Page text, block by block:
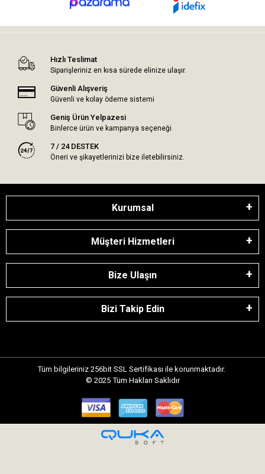
Hızlı Teslimat
Siparişleriniz en kısa sürede elinize ulaşır.
Güvenli Alışveriş
Güvenli ve kolay ödeme sistemi
Geniş Ürün Yelpazesi
Binlerce ürün ve kampanya seçeneği
7 / 24 DESTEK
Öneri ve şikayetlerinizi bize iletebilirsiniz.
Kurumsal
Müşteri Hizmetleri
Bize Ulaşın
Bizi Takip Edin
Tüm bilgileriniz 256bit SSL Sertifikası ile korunmaktadır.
© 2025 Tüm Hakları Saklıdır